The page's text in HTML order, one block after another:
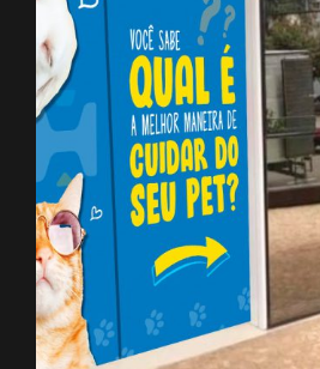
DESENVOLVIMENTO DESIGN
MARKETING
Hospipet – Hospital
Veterinário